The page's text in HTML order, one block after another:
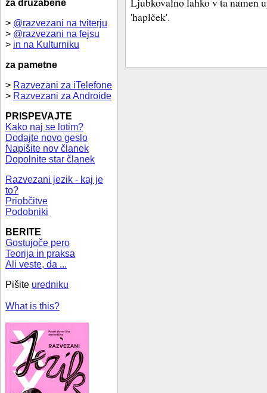
za družabene
> @razvezani na tviterju
> @razvezani na fejsu
> in na Kulturniku
za pametne
> Razvezani za iTelefone
> Razvezani za Androide
PRISPEVAJTE
Kako naj se lotim?
Dodajte novo geslo
Napišite nov članek
Dopolnite star članek
Razvezani jezik - kaj je
to?
Priobčitve
Podobniki
BERITE
Gostujoče pero
Teorija in praksa
Ali veste, da ...
Pišite uredniku
What is this?
'haplček'.